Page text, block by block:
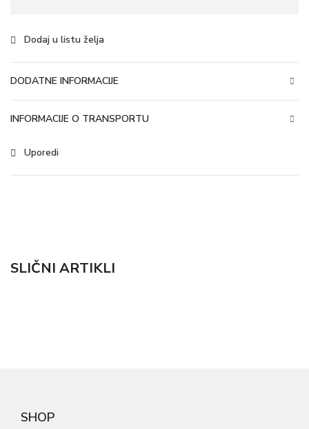
Dodaj u listu želja
DODATNE INFORMACIJE
INFORMACIJE O TRANSPORTU
Uporedi
SLIČNI ARTIKLI
SHOP